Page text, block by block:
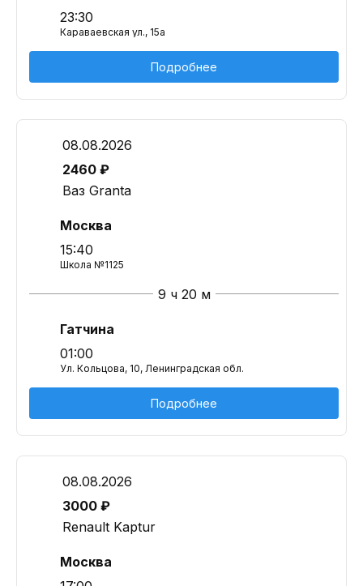
23:30
Караваевская ул., 15а
Подробнее
08.08.2026
2460 ₽
Ваз Granta
Москва
15:40
Школа №1125
9 ч 20 м
Гатчина
01:00
Ул. Кольцова, 10, Ленинградская обл.
Подробнее
08.08.2026
3000 ₽
Renault Kaptur
Москва